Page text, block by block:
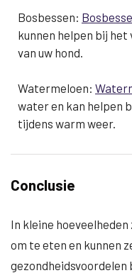
Bosbessen:
kunnen helpen bij
van uw hond.
Watermeloen:
water en kan helpen
tijdens warm weer.
Conclusie
In kleine
om te eten en kunnen